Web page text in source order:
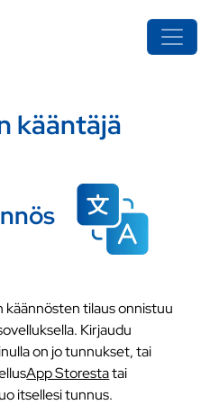
kääntäjä
tilaus onnistuu
Kirjaudu
on jo tunnukset, tai
App Storestatai
itsellesi tunnus.